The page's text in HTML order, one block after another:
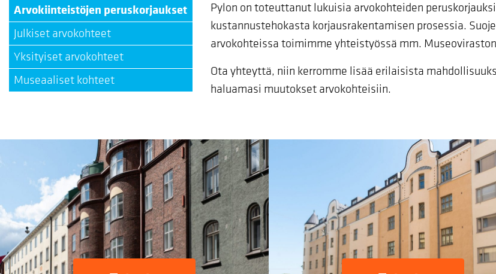
Arvokiinteistöjen peruskorjaukset
Julkiset arvokohteet
Yksityiset arvokohteet
Museaaliset kohteet
Pylon on toteuttanut lukuisia arvokohteiden
kustannustehokasta korjausrakentamisen prosessia.
arvokohteissa toimimme yhteistyössä mm.
Ota yhteyttä, niin kerromme lisää erilaisista
haluamasi muutokset arvokohteisiin.